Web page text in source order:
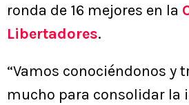
ronda de 16 mejores en la
Libertadores.
“Vamos conociéndonos y
mucho para consolidar la